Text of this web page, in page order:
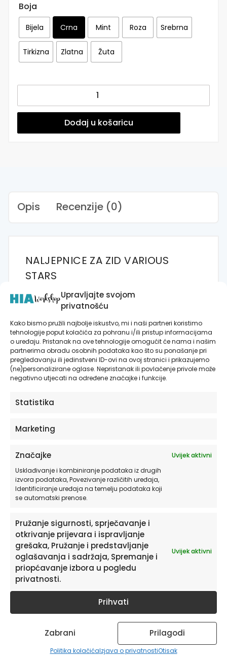
Upravljajte svojom
privatnošću
Kako bismo pružili najbolje iskustvo, mi i naši partneri koristimo
tehnologije poput kolačića za pohranu i/ili pristup informacijama
o uređaju. Pristanak na ove tehnologije omogućit će nama i našim
partnerima obradu osobnih podataka kao što su ponašanje pri
pregledavanju ili jedinstveni ID-ovi na ovoj stranici i prikazujemo
(ne)personalizirane oglase. Nepristanak ili povlačenje privole može
negativno utjecati na određene značajke i funkcije.
Statistika
Marketing
Značajke
Uvijek aktivni
Usklađivanje i kombiniranje podataka iz drugih
izvora podataka, Povezivanje različitih uređaja,
Identificiranje uređaja na temelju podataka koji
se automatski prenose.
Pružanje sigurnosti, sprječavanje i
otkrivanje prijevara i ispravljanje
grešaka, Pružanje i predstavljanje
oglašavanja i sadržaja, Spremanje i
priopćavanje izbora u pogledu
privatnosti.
Uvijek aktivni
Prihvati
Zabrani Prilagodi
Politika kolačićaIzjava o privatnostiOtisak
Boja
Bijela Crna Mint Roza Srebrna
Tirkizna Zlatna Žuta
zid
Various
Dodaj u košaricu
Opis Recenzije (0)
NALJEPNICE ZA ZID VARIOUS
STARS
Zidna naljepnica Various Stars donosi nebo
prepuno zvijezda pravo u vaš prostor. Ovaj
razigrani i čarobni motiv idealan je za
stvaranje atmosfere bajke, pogotovo u
dječjim sobama, prostorijama za
opuštanje i kutcima za snove. Zvjezdice
različitih veličina i oblika stvaraju osjećaj
kretanja i beskraja.
Zidne naljepnice za dom koje sadrže
nježnost i simboliku. Zvijezde su oduvijek
pa ovaj motiv nije samo dekoracija već i
priča koja se svakodnevno iznova
doživljava. Naljepnice za zid za dječju sobu
s ovakvim elementima često postaju
Various Stars može se postaviti kao
“rasuta konstelacija” po cijelom zidu ili
grupirati oko određenog centralnog
motiva (npr. kreveta, lampe, komode).
Funkcionira odlično u kombinaciji s drugim
nebeskim motivima – oblačićima,
Naljepnice za zid za spavaću sobu s
ovakvim motivima unose večernji ugođaj i